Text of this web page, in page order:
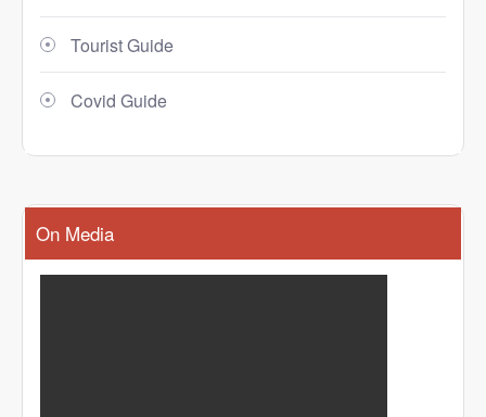
Tourist Guide
Covid Guide
On Media